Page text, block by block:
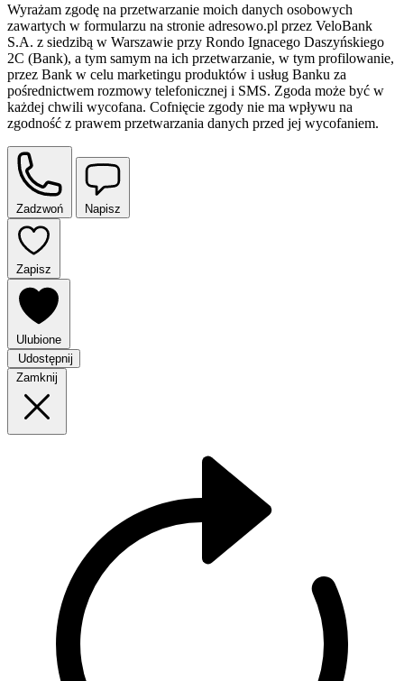
Wyrażam zgodę na przetwarzanie moich danych osobowych
zawartych w formularzu na stronie adresowo.pl przez VeloBank
S.A. z siedzibą w Warszawie przy Rondo Ignacego Daszyńskiego
2C (Bank), a tym samym na ich przetwarzanie, w tym profilowanie,
przez Bank w celu marketingu produktów i usług Banku za
pośrednictwem rozmowy telefonicznej i SMS. Zgoda może być w
każdej chwili wycofana. Cofnięcie zgody nie ma wpływu na
zgodność z prawem przetwarzania danych przed jej wycofaniem.
Zadzwoń Napisz
Zapisz
Ulubione
Udostępnij
Zamknij